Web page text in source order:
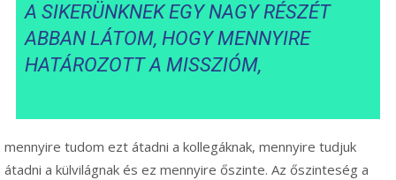
A SIKERÜNKNEK EGY NAGY RÉSZÉT
ABBAN LÁTOM, HOGY MENNYIRE
HATÁROZOTT A MISSZIÓM,
mennyire tudom ezt átadni a kollegáknak, mennyire tudjuk
átadni a külvilágnak és ez mennyire őszinte. Az őszinteség a